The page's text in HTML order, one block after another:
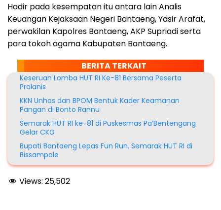
Hadir pada kesempatan itu antara lain Analis
Keuangan Kejaksaan Negeri Bantaeng, Yasir Arafat,
perwakilan Kapolres Bantaeng, AKP Supriadi serta
para tokoh agama Kabupaten Bantaeng.
BERITA TERKAIT
Keseruan Lomba HUT RI Ke-81 Bersama Peserta
Prolanis
KKN Unhas dan BPOM Bentuk Kader Keamanan
Pangan di Bonto Rannu
Semarak HUT RI ke-81 di Puskesmas Pa’Bentengang
Gelar CKG
Bupati Bantaeng Lepas Fun Run, Semarak HUT RI di
Bissampole
Views: 25,502